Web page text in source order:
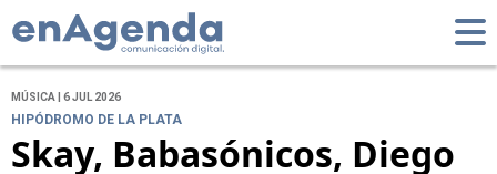
MÚSICA | 6 JUL 2026
HIPÓDROMO DE LA PLATA
Skay, Babasónicos, Diego